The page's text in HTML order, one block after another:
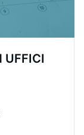
UFFICI